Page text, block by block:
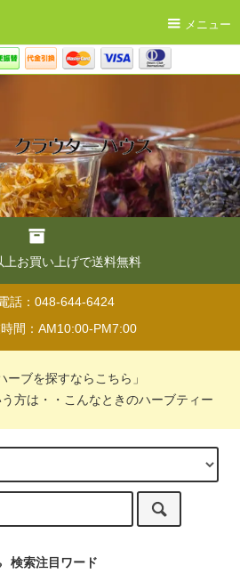
メニュー
上お買い上げで送料無料
話：048-644-6424
間：AM10:00-PM7:00
ーブを探すならこちら」
方は・・こんなときのハーブティー
検索注目ワード